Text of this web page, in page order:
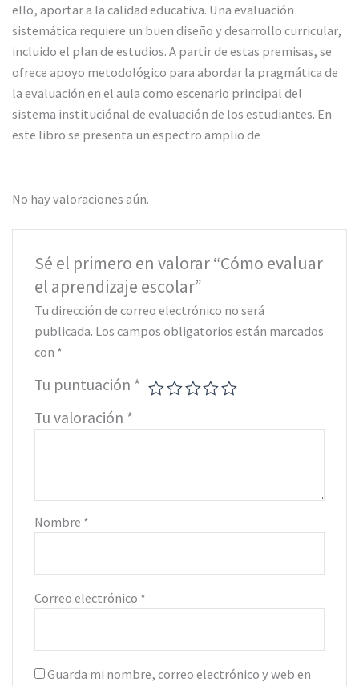
ello, aportar a la calidad educativa. Una evaluación
sistemática requiere un buen diseño y desarrollo curricular,
incluido el plan de estudios. A partir de estas premisas, se
ofrece apoyo metodológico para abordar la pragmática de
la evaluación en el aula como escenario principal del
sistema instituciónal de evaluación de los estudiantes. En
este libro se presenta un espectro amplio de
No hay valoraciones aún.
Sé el primero en valorar “Cómo evaluar
el aprendizaje escolar”
Tu dirección de correo electrónico no será
publicada. Los campos obligatorios están marcados
con *
Tu puntuación *
Tu valoración *
Nombre *
Correo electrónico *
Guarda mi nombre, correo electrónico y web en